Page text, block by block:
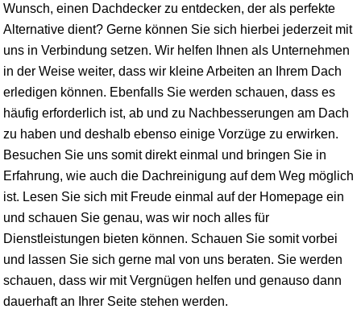
Wunsch, einen Dachdecker zu entdecken, der als perfekte
Alternative dient? Gerne können Sie sich hierbei jederzeit mit
uns in Verbindung setzen. Wir helfen Ihnen als Unternehmen
in der Weise weiter, dass wir kleine Arbeiten an Ihrem Dach
erledigen können. Ebenfalls Sie werden schauen, dass es
häufig erforderlich ist, ab und zu Nachbesserungen am Dach
zu haben und deshalb ebenso einige Vorzüge zu erwirken.
Besuchen Sie uns somit direkt einmal und bringen Sie in
Erfahrung, wie auch die Dachreinigung auf dem Weg möglich
ist. Lesen Sie sich mit Freude einmal auf der Homepage ein
und schauen Sie genau, was wir noch alles für
Dienstleistungen bieten können. Schauen Sie somit vorbei
und lassen Sie sich gerne mal von uns beraten. Sie werden
schauen, dass wir mit Vergnügen helfen und genauso dann
dauerhaft an Ihrer Seite stehen werden.